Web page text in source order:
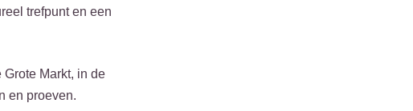
trefpunt en een
Markt, in de
en proeven.